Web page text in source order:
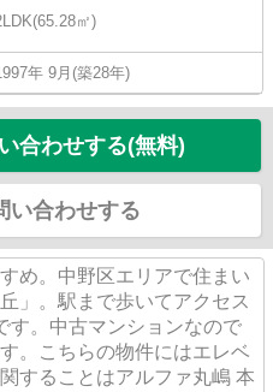
㎡)
年 9月(築28年)
合わせする(無料)
い合わせする
め。中野区エリアで住まい
」。駅まで歩いてアクセス
す。中古マンションなので
。こちらの物件にはエレベ
することはアルファ丸嶋 本